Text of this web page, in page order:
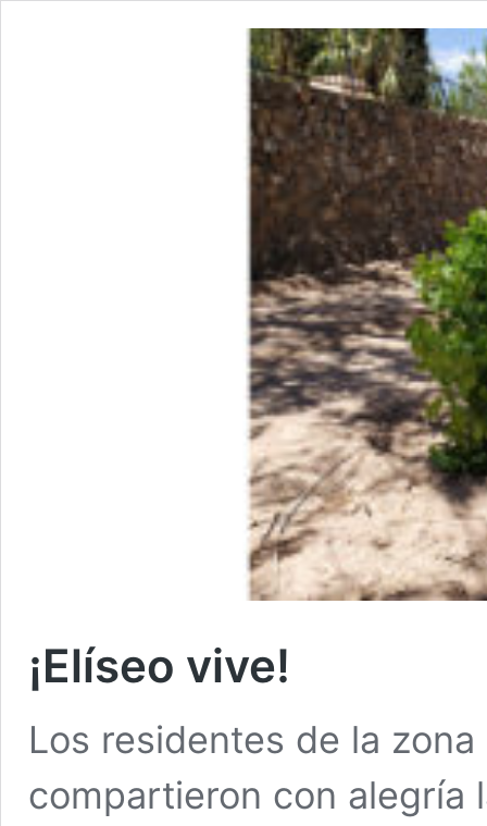
¡Elíseo vive!
Los residentes de la
compartieron con alegría